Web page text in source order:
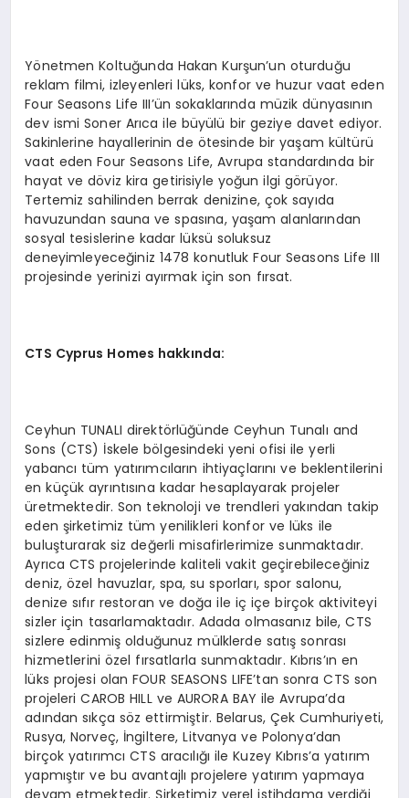
Yönetmen Koltuğunda Hakan Kurşun’un oturduğu
reklam filmi, izleyenleri lüks, konfor ve huzur vaat eden
Four Seasons Life III’ün sokaklarında müzik dünyasının
dev ismi Soner Arıca ile büyülü bir geziye davet ediyor.
Sakinlerine hayallerinin de ötesinde bir yaşam kültürü
vaat eden Four Seasons Life, Avrupa standardında bir
hayat ve döviz kira getirisiyle yoğun ilgi görüyor.
Tertemiz sahilinden berrak denizine, çok sayıda
havuzundan sauna ve spasına, yaşam alanlarından
sosyal tesislerine kadar lüksü soluksuz
deneyimleyeceğiniz 1478 konutluk Four Seasons Life III
projesinde yerinizi ayırmak için son fırsat.
CTS Cyprus Homes hakkında:
Ceyhun TUNALI direktörlüğünde Ceyhun Tunalı and
Sons (CTS) İskele bölgesindeki yeni ofisi ile yerli
yabancı tüm yatırımcıların ihtiyaçlarını ve beklentilerini
en küçük ayrıntısına kadar hesaplayarak projeler
üretmektedir. Son teknoloji ve trendleri yakından takip
eden şirketimiz tüm yenilikleri konfor ve lüks ile
buluşturarak siz değerli misafirlerimize sunmaktadır.
Ayrıca CTS projelerinde kaliteli vakit geçirebileceğiniz
deniz, özel havuzlar, spa, su sporları, spor salonu,
denize sıfır restoran ve doğa ile iç içe birçok aktiviteyi
sizler için tasarlamaktadır. Adada olmasanız bile, CTS
sizlere edinmiş olduğunuz mülklerde satış sonrası
hizmetlerini özel fırsatlarla sunmaktadır. Kıbrıs’ın en
lüks projesi olan FOUR SEASONS LIFE’tan sonra CTS son
projeleri CAROB HILL ve AURORA BAY ile Avrupa’da
adından sıkça söz ettirmiştir. Belarus, Çek Cumhuriyeti,
Rusya, Norveç, İngiltere, Litvanya ve Polonya’dan
birçok yatırımcı CTS aracılığı ile Kuzey Kıbrıs’a yatırım
yapmıştır ve bu avantajlı projelere yatırım yapmaya